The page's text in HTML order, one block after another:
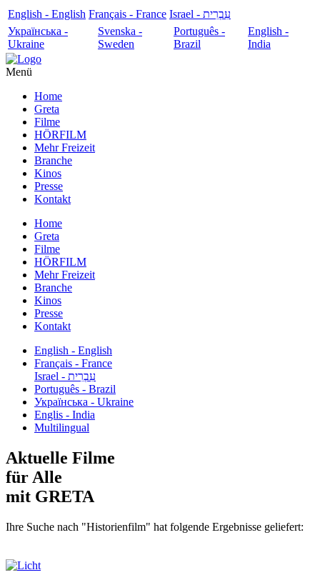
English - English Français - France
עִבְרִית - Israel
Українська -
Ukraine
Svenska -
Sweden
Português -
Brazil
English -
India
Menü
Home
Greta
Filme
HÖRFILM
Mehr Freizeit
Branche
Kinos
Presse
Kontakt
Home
Greta
Filme
HÖRFILM
Mehr Freizeit
Branche
Kinos
Presse
Kontakt
English - English
Français - France
עִבְרִית - Israel
Português - Brazil
Українська - Ukraine
Englis - India
Multilingual
Aktuelle Filme
für Alle
mit GRETA
Ihre Suche nach "Historienfilm" hat folgende Ergebnisse geliefert: